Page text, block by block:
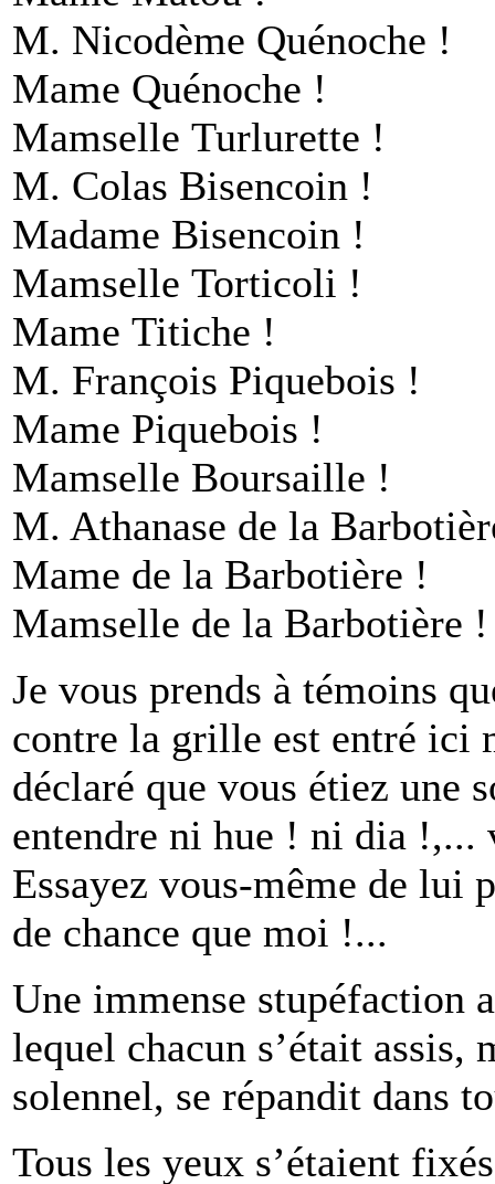
M. Nicodème Quénoche !
Mame Quénoche !
Mamselle Turlurette !
M. Colas Bisencoin !
Madame Bisencoin !
Mamselle Torticoli !
Mame Titiche !
M. François Piquebois !
Mame Piquebois !
Mamselle Boursaille !
M. Athanase de la
Mame de la Barbotière !
Mamselle de la Barbotière !
Je vous prends à témoins
contre la grille est entré ici
déclaré que vous étiez une
entendre ni hue ! ni dia !,...
Essayez vous-même de lui
de chance que moi !...
Une immense stupéfaction
lequel chacun s’était
solennel, se répandit dans
Tous les yeux s’étaient